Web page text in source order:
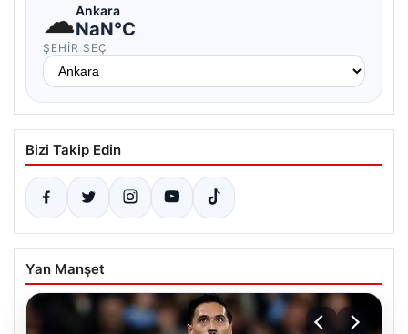
☁Ankara
NaN°C
ŞEHIR SEÇ
Bizi Takip Edin
Yan Manşet